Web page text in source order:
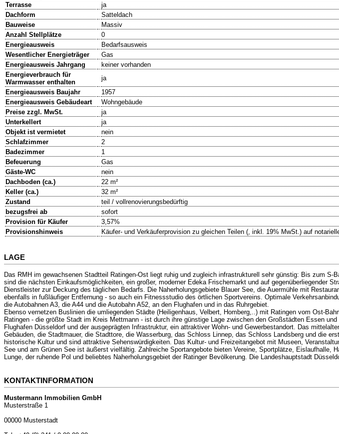
Terrasse
ja
Dachform
Satteldach
Bauweise
Massiv
Anzahl Stellplätze
0
Energieausweis
Bedarfsausweis
Wesentlicher Energieträger
Gas
Energieausweis Jahrgang
keiner vorhanden
Energieverbrauch für
Warmwasser enthalten
ja
Energieausweis Baujahr
1957
Energieausweis Gebäudeart
Wohngebäude
Preise zzgl. MwSt.
ja
Unterkellert
ja
Objekt ist vermietet
nein
Schlafzimmer
2
Badezimmer
1
Befeuerung
Gas
Gäste-WC
nein
Dachboden (ca.)
22 m²
Keller (ca.)
32 m²
Zustand
teil / vollrenovierungsbedürftig
bezugsfrei ab
sofort
Provision für Käufer
3,57%
Provisionshinweis
Käufer- und Verkäuferprovision zu gleichen Teilen (, inkl. 19% MwSt.) auf
LAGE
Das RMH im gewachsenen Stadtteil Ratingen-Ost liegt ruhig und zugleich infrastrukturell sehr günstig: Bis zum
sind die nächsten Einkaufsmöglichkeiten, ein großer, moderner Edeka Frischemarkt und auf gegenüberliegender
Dienstleister zur Deckung des täglichen Bedarfs. Die Naherholungsgebiete Blauer See, die Auermühle mit
ebenfalls in fußläufiger Entfernung - so auch ein Fitnessstudio des örtlichen Sportvereins. Optimale
die Autobahnen A3, die A44 und die Autobahn A52, an den Flughafen und in das Ruhrgebiet.
Ebenso vernetzen Buslinien die umliegenden Städte (Heiligenhaus, Velbert, Homberg,..) mit Ratingen vom Ost-
Ratingen - die größte Stadt im Kreis Mettmann - ist durch ihre günstige Lage zwischen den Großstädten Essen
Flughafen Düsseldorf und der ausgeprägten Infrastruktur, ein attraktiver Wohn- und Gewerbestandort. Das
Gebäuden, die Stadtmauer, die Stadttore, die Wasserburg, das Schloss Linnep, das Schloss Landsberg und die
historische Kultur und sind attraktive Sehenswürdigkeiten. Das Kultur- und Freizeitangebot mit Museen,
See und am Grünen See ist äußerst vielfältig. Zahlreiche Sportangebote bieten Vereine, Sportplätze, Eislaufhalle,
Lunge, der ruhende Pol und beliebtes Naherholungsgebiet der Ratinger Bevölkerung. Die Landeshauptstadt
KONTAKTINFORMATION
Mustermann Immobilien GmbH
Musterstraße 1
00000 Musterstadt